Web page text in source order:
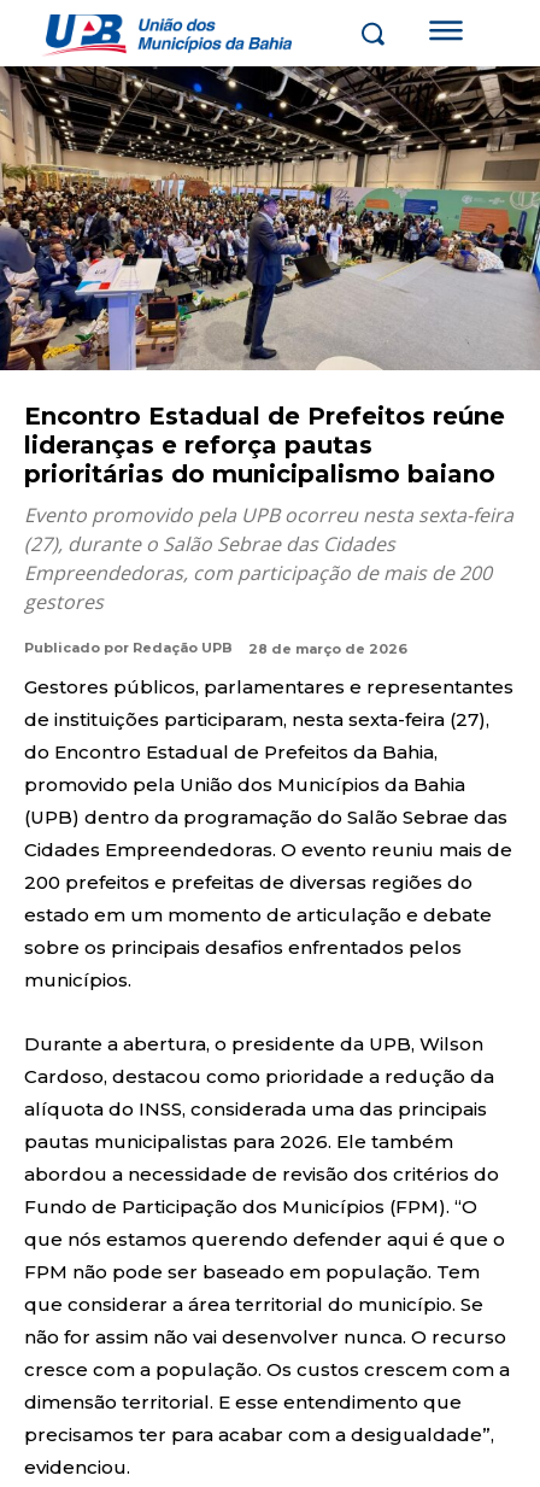
Encontro Estadual de Prefeitos reúne
lideranças e reforça pautas
prioritárias do municipalismo baiano
Evento promovido pela UPB ocorreu nesta sexta-feira
(27), durante o Salão Sebrae das Cidades
Empreendedoras, com participação de mais de 200
gestores
Publicado por Redação UPB 28 de março de 2026
Gestores públicos, parlamentares e representantes
de instituições participaram, nesta sexta-feira (27),
do Encontro Estadual de Prefeitos da Bahia,
promovido pela União dos Municípios da Bahia
(UPB) dentro da programação do Salão Sebrae das
Cidades Empreendedoras. O evento reuniu mais de
200 prefeitos e prefeitas de diversas regiões do
estado em um momento de articulação e debate
sobre os principais desafios enfrentados pelos
municípios.
Durante a abertura, o presidente da UPB, Wilson
Cardoso, destacou como prioridade a redução da
alíquota do INSS, considerada uma das principais
pautas municipalistas para 2026. Ele também
abordou a necessidade de revisão dos critérios do
Fundo de Participação dos Municípios (FPM). “O
que nós estamos querendo defender aqui é que o
FPM não pode ser baseado em população. Tem
que considerar a área territorial do município. Se
não for assim não vai desenvolver nunca. O recurso
cresce com a população. Os custos crescem com a
dimensão territorial. E esse entendimento que
precisamos ter para acabar com a desigualdade”,
evidenciou.